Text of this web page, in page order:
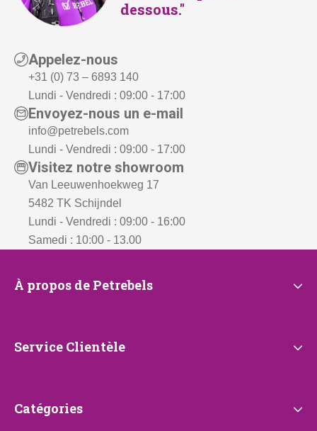
dessous."
Appelez-nous
+31 (0) 73 – 6893 140
Lundi - Vendredi : 09:00 - 17:00
Envoyez-nous un e-mail
info@petrebels.com
Lundi - Vendredi : 09:00 - 17:00
Visitez notre showroom
Van Leeuwenhoekweg 17
5482 TK Schijndel
Lundi - Vendredi : 09:00 - 16:00
Samedi : 10:00 - 13.00
À
Petrebels
À propos de Petrebels
Service
Service Clientèle
Catégories
Catégories